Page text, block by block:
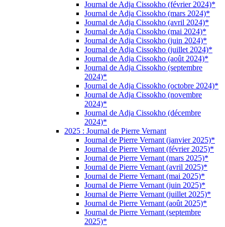
Journal de Adja Cissokho (février 2024)*
Journal de Adja Cissokho (mars 2024)*
Journal de Adja Cissokho (avril 2024)*
Journal de Adja Cissokho (mai 2024)*
Journal de Adja Cissokho (juin 2024)*
Journal de Adja Cissokho (juillet 2024)*
Journal de Adja Cissokho (août 2024)*
Journal de Adja Cissokho (septembre
2024)*
Journal de Adja Cissokho (octobre 2024)*
Journal de Adja Cissokho (novembre
2024)*
Journal de Adja Cissokho (décembre
2024)*
2025 : Journal de Pierre Vernant
Journal de Pierre Vernant (janvier 2025)*
Journal de Pierre Vernant (février 2025)*
Journal de Pierre Vernant (mars 2025)*
Journal de Pierre Vernant (avril 2025)*
Journal de Pierre Vernant (mai 2025)*
Journal de Pierre Vernant (juin 2025)*
Journal de Pierre Vernant (juillet 2025)*
Journal de Pierre Vernant (août 2025)*
Journal de Pierre Vernant (septembre
2025)*